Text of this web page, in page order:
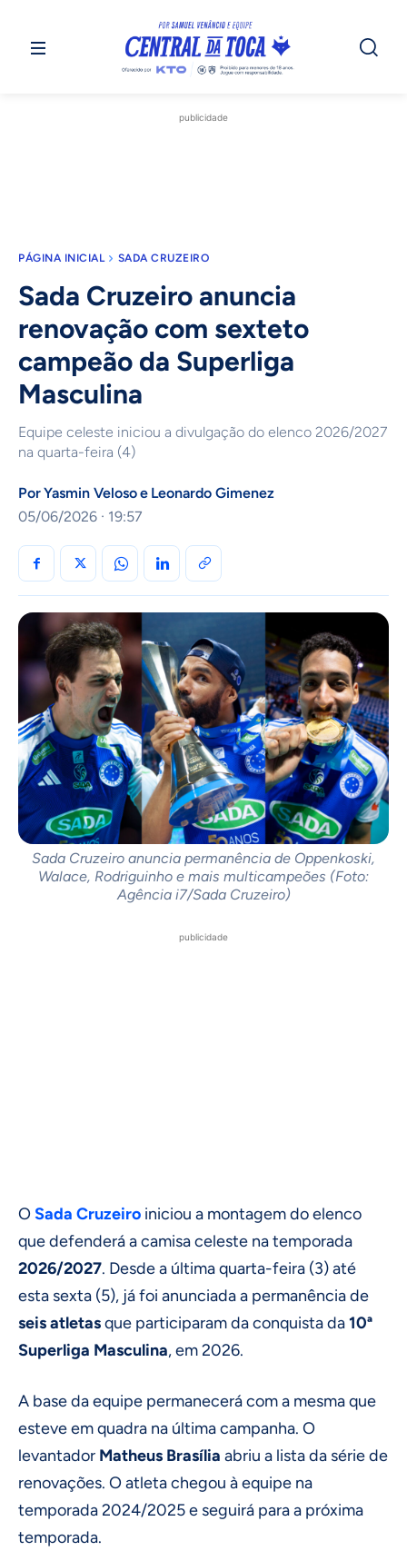
publicidade
PÁGINA INICIAL SADA CRUZEIRO
Sada Cruzeiro anuncia
renovação com sexteto
campeão da Superliga
Masculina
Equipe celeste iniciou a divulgação do elenco 2026/2027
na quarta-feira (4)
PorYasmin Velosoe Leonardo Gimenez
05/06/2026 · 19:57
Sada Cruzeiro anuncia permanência de Oppenkoski,
Walace, Rodriguinho e mais multicampeões (Foto:
Agência i7/Sada Cruzeiro)
publicidade
OSada Cruzeiro iniciou a montagem do elenco
que defenderá a camisa celeste na temporada
2026/2027. Desde a última quarta-feira (3) até
esta sexta (5), já foi anunciada a permanência de
seis atletasque participaram da conquista da10ª
Superliga Masculina, em 2026.
A base da equipe permanecerá com a mesma que
esteve em quadra na última campanha. O
levantador Matheus Brasília abriu a lista da série de
renovações. O atleta chegou à equipe na
temporada 2024/2025 e seguirá para a próxima
temporada.